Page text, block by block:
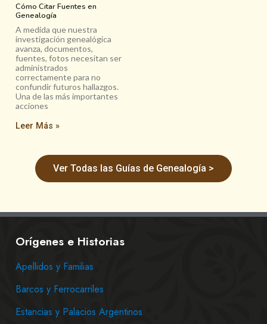
Cómo Citar Fuentes en
Genealogía
A medida que nuestra
investigación genealógica
avanza, documentos,
fuentes, fotos necesitan ser
administrados
correctamente para no
confundir futuros hallazgos.
Una de las más importantes
acciones
Leer Más »
Ver Todas las Guías de Genealogía >
Orígenes e Historias
Apellidos y Familias
Barcos y Ferrocarriles
Estancias y Palacios Argentinos